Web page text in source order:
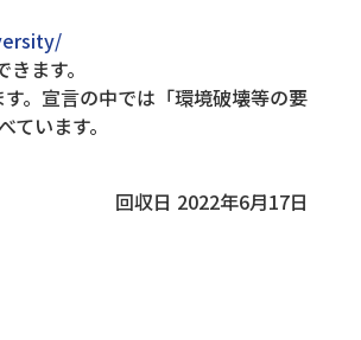
ます。
。宣言の中では「環境破壊等の要
います。
回収日 2022年6月17日